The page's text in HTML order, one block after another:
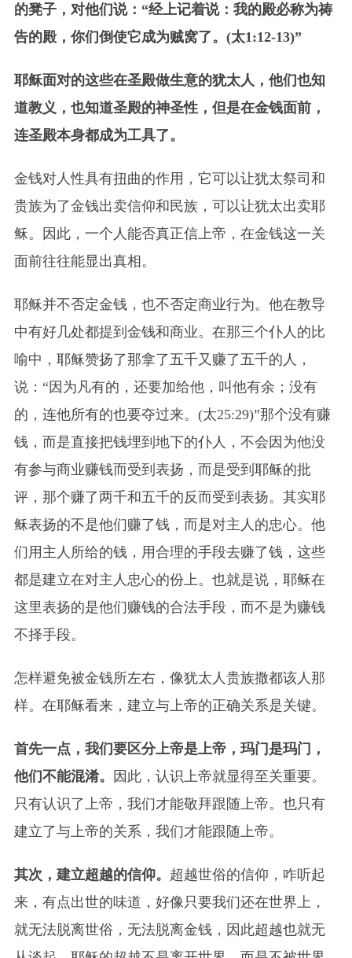
的凳子，对他们说：“经上记着说：我的殿必称为祷
告的殿，你们倒使它成为贼窝了。(太1:12-13)”
耶稣面对的这些在圣殿做生意的犹太人，他们也知
道教义，也知道圣殿的神圣性，但是在金钱面前，
连圣殿本身都成为工具了。
金钱对人性具有扭曲的作用，它可以让犹太祭司和
贵族为了金钱出卖信仰和民族，可以让犹太出卖耶
稣。因此，一个人能否真正信上帝，在金钱这一关
面前往往能显出真相。
耶稣并不否定金钱，也不否定商业行为。他在教导
中有好几处都提到金钱和商业。在那三个仆人的比
喻中，耶稣赞扬了那拿了五千又赚了五千的人，
说：“因为凡有的，还要加给他，叫他有余；没有
的，连他所有的也要夺过来。(太25:29)”那个没有赚
钱，而是直接把钱埋到地下的仆人，不会因为他没
有参与商业赚钱而受到表扬，而是受到耶稣的批
评，那个赚了两千和五千的反而受到表扬。其实耶
稣表扬的不是他们赚了钱，而是对主人的忠心。他
们用主人所给的钱，用合理的手段去赚了钱，这些
都是建立在对主人忠心的份上。也就是说，耶稣在
这里表扬的是他们赚钱的合法手段，而不是为赚钱
不择手段。
怎样避免被金钱所左右，像犹太人贵族撒都该人那
样。在耶稣看来，建立与上帝的正确关系是关键。
首先一点，我们要区分上帝是上帝，玛门是玛门，
他们不能混淆。
因此，认识上帝就显得至关重要。
只有认识了上帝，我们才能敬拜跟随上帝。也只有
建立了与上帝的关系，我们才能跟随上帝。
其次，建立超越的信仰。 超越世俗的信仰，咋听起
来，有点出世的味道，好像只要我们还在世界上，
就无法脱离世俗，无法脱离金钱，因此超越也就无